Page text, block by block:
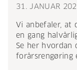
31. JANUAR
Vi anbefaler, at
en gang
Se her hvordan
forårsrengøring